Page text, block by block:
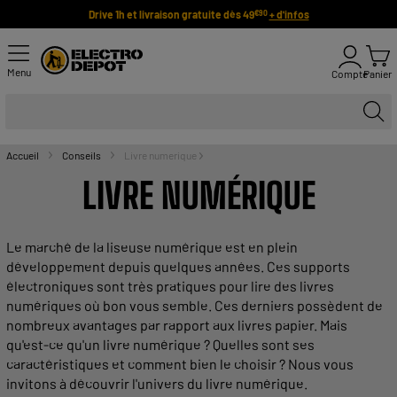
Drive 1h et livraison gratuite dès 49€90 + d'infos
Menu ComptePanier
Accueil Conseils Livre numerique
LIVRE NUMÉRIQUE
Le marché de la liseuse numérique est en plein
développement depuis quelques années. Ces supports
électroniques sont très pratiques pour lire des livres
numériques où bon vous semble. Ces derniers possèdent de
nombreux avantages par rapport aux livres papier. Mais
qu'est-ce qu'un livre numérique ? Quelles sont ses
caractéristiques et comment bien le choisir ? Nous vous
invitons à découvrir l'univers du livre numérique.